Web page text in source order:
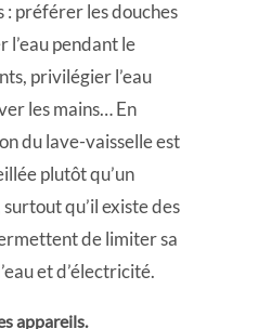
: préférer les douches
l’eau pendant le
privilégier l’eau
les mains… En
du lave-vaisselle est
plutôt qu’un
qu’il existe des
de limiter sa
et d’électricité.
appareils.